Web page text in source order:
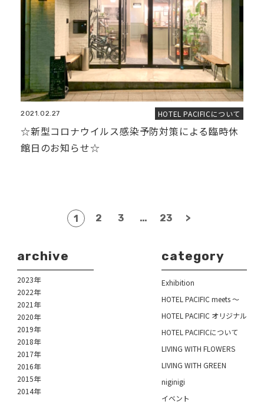
2021.02.27 HOTEL PACIFICについて
☆新型コロナウイルス感染予防対策による臨時休
館日のお知らせ☆
1 2 3 … 23 >
archive
2023年
2022年
2021年
2020年
2019年
2018年
2017年
2016年
2015年
2014年
category
Exhibition
HOTEL PACIFIC meets ～
HOTEL PACIFIC オリジナル
HOTEL PACIFICについて
LIVING WITH FLOWERS
LIVING WITH GREEN
niginigi
イベント